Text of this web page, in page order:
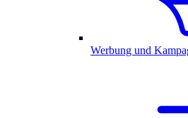
Werbung und